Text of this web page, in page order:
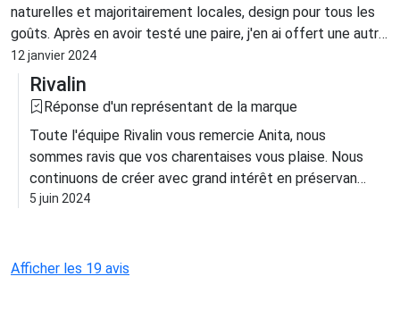
naturelles et majoritairement locales, design pour tous les
goûts. Après en avoir testé une paire, j'en ai offert une autre
et compte continuer. Bon rapport qualité prix car lavables et
durables. Vive la Bretagne !
12 janvier 2024
Rivalin
Réponse d'un représentant de la marque
Toute l'équipe Rivalin vous remercie Anita, nous
sommes ravis que vos charentaises vous plaise. Nous
continuons de créer avec grand intérêt en préservant
ce beau savoir-faire offrant une qualité qui nous tient
5 juin 2024
Afficher les 19 avis